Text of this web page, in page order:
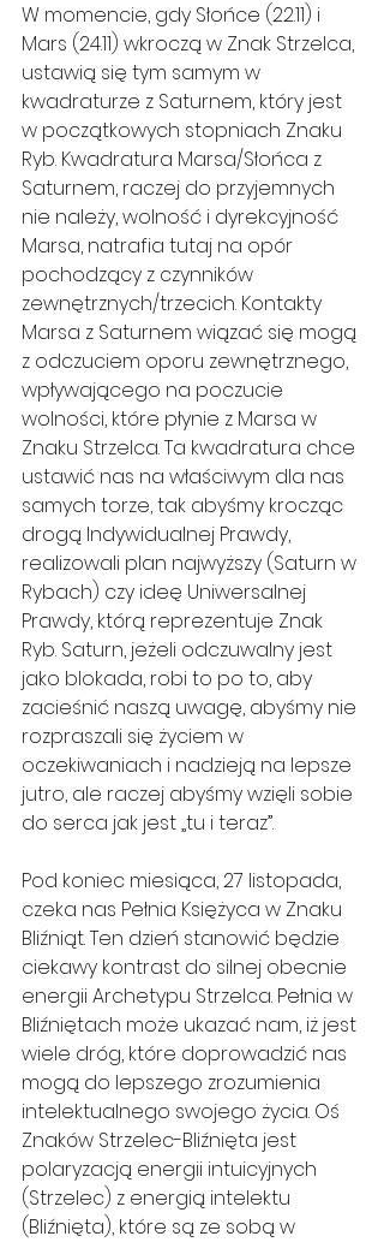
W momencie, gdy Słońce (22.11) i
Mars (24.11) wkroczą w Znak Strzelca,
ustawią się tym samym w
kwadraturze z Saturnem, który jest
w początkowych stopniach Znaku
Ryb. Kwadratura Marsa/Słońca z
Saturnem, raczej do przyjemnych
nie należy, wolność i dyrekcyjność
Marsa, natrafia tutaj na opór
pochodzący z czynników
zewnętrznych/trzecich. Kontakty
Marsa z Saturnem wiązać się mogą
z odczuciem oporu zewnętrznego,
wpływającego na poczucie
wolności, które płynie z Marsa w
Znaku Strzelca. Ta kwadratura chce
ustawić nas na właściwym dla nas
samych torze, tak abyśmy krocząc
drogą Indywidualnej Prawdy,
realizowali plan najwyższy (Saturn w
Rybach) czy ideę Uniwersalnej
Prawdy, którą reprezentuje Znak
Ryb. Saturn, jeżeli odczuwalny jest
jako blokada, robi to po to, aby
zacieśnić naszą uwagę, abyśmy nie
rozpraszali się życiem w
oczekiwaniach i nadzieją na lepsze
jutro, ale raczej abyśmy wzięli sobie
do serca jak jest „tu i teraz”.
Pod koniec miesiąca, 27 listopada,
czeka nas Pełnia Księżyca w Znaku
Bliźniąt. Ten dzień stanowić będzie
ciekawy kontrast do silnej obecnie
energii Archetypu Strzelca. Pełnia w
Bliźniętach może ukazać nam, iż jest
wiele dróg, które doprowadzić nas
mogą do lepszego zrozumienia
intelektualnego swojego życia. Oś
Znaków Strzelec-Bliźnięta jest
polaryzacją energii intuicyjnych
(Strzelec) z energią intelektu
(Bliźnięta), które są ze sobą w